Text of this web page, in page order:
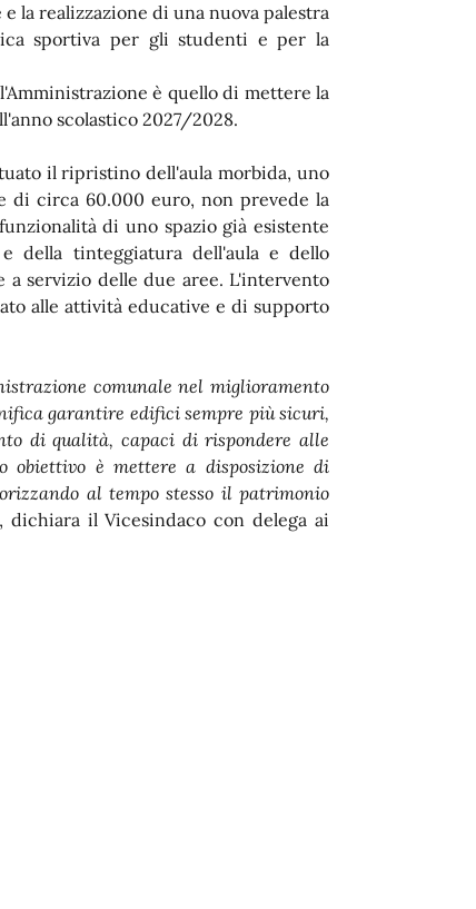
la realizzazione di una nuova palestra
sportiva per gli studenti e per la
è quello di mettere la
scolastico 2027/2028.
il ripristino dell'aula morbida, uno
di circa 60.000 euro, non prevede la
di uno spazio già esistente
della tinteggiatura dell'aula e dello
servizio delle due aree. L'intervento
alle attività educative e di supporto
comunale nel miglioramento
garantire edifici sempre più sicuri,
di qualità, capaci di rispondere alle
obiettivo è mettere a disposizione di
al tempo stesso il patrimonio
dichiara il Vicesindaco con delega ai